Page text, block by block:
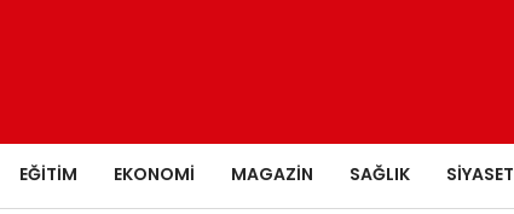
EĞITIM EKONOMI MAGAZIN SAĞLIK SIYASET